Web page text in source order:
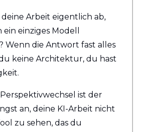
Arbeit eigentlich ab,
einziges Modell
Wenn die Antwort fast alles
keine Architektur, du hast
ist der
an, deine KI-Arbeit nicht
zu sehen, das du